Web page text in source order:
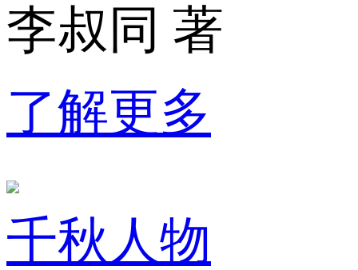
李叔同 著
了解更多
千秋人物